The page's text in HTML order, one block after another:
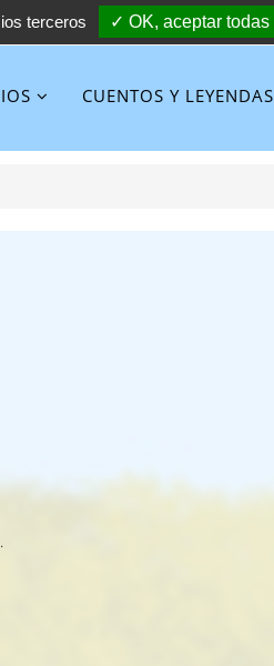
CUENTOS Y LEYENDAS
terceros ✓ OK, aceptar todas